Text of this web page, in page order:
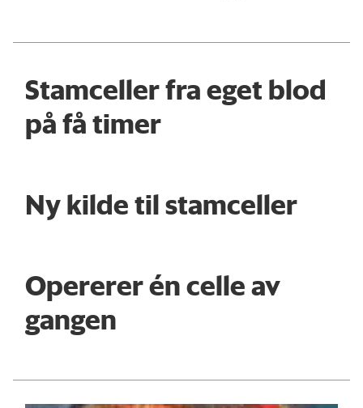
Stamceller fra eget blod
på få timer
Ny kilde til stamceller
Opererer én celle av
gangen